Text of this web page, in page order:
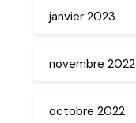
janvier 2023
novembre 2022
octobre 2022